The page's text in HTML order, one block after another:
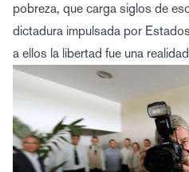
pobreza, que carga siglos de
dictadura impulsada por
a ellos la libertad fue una